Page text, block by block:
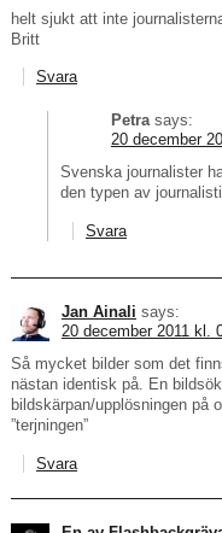
helt sjukt att inte
Britt
Svara
Petra says:
20 december
Svenska journalister
den typen av
Svara
Jan Ainali says:
20 december 2011 kl.
Så mycket bilder som det
nästan identisk på. En
bildskärpan/upplösningen på
”terjningen”
Svara